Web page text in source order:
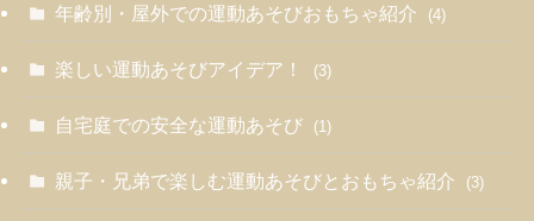
年齢別・屋外での運動あそびおもちゃ紹介 (4)
楽しい運動あそびアイデア！ (3)
自宅庭での安全な運動あそび (1)
親子・兄弟で楽しむ運動あそびとおもちゃ紹介 (3)